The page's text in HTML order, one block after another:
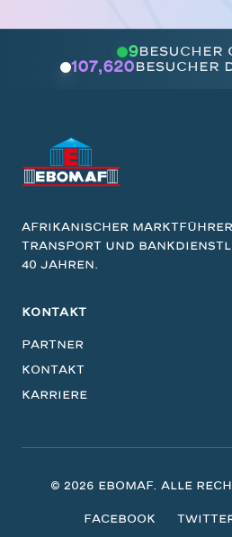
9Besucher
107,620Besucher
Afrikanischer Marktführer
Transport und
40 Jahren.
KONTAKT
Partner
Kontakt
Karriere
© 2026 EBOMAF. Alle
Facebook